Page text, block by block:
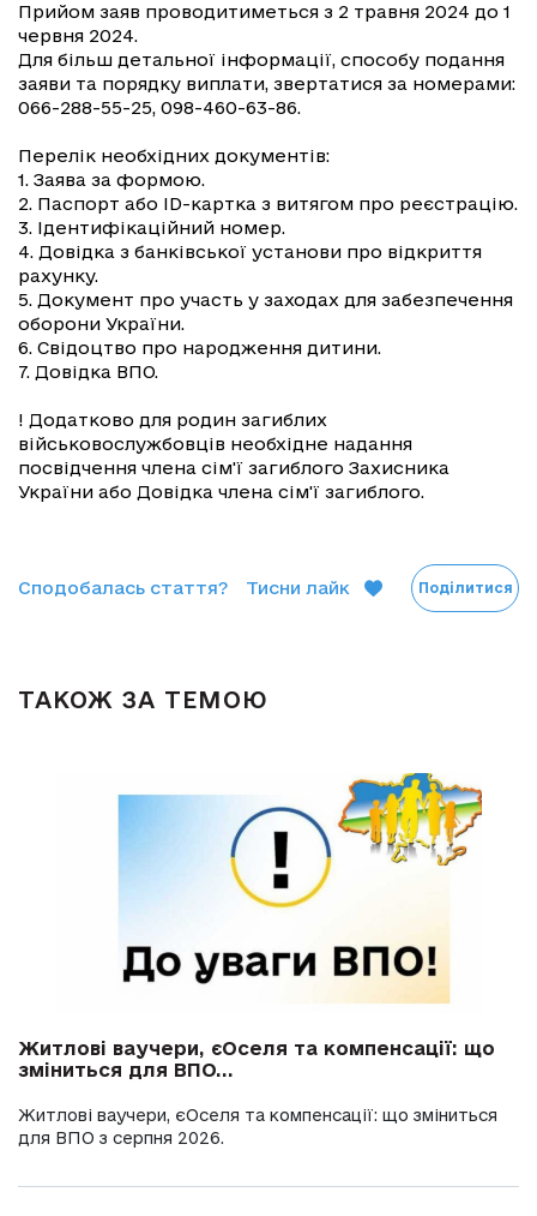
Прийом заяв проводитиметься з 2 травня 2024 до 1
червня 2024.
Для більш детальної інформації, способу подання
заяви та порядку виплати, звертатися за номерами:
066-288-55-25, 098-460-63-86.
Перелік необхідних документів:
1. Заява за формою.
2. Паспорт або ID-картка з витягом про реєстрацію.
3. Ідентифікаційний номер.
4. Довідка з банківської установи про відкриття
рахунку.
5. Документ про участь у заходах для забезпечення
оборони України.
6. Свідоцтво про народження дитини.
7. Довідка ВПО.
! Додатково для родин загиблих
військовослужбовців необхідне надання
посвідчення члена сім'ї загиблого Захисника
України або Довідка члена сім'ї загиблого.
Сподобалась стаття? Тисни лайк Поділитися
ТАКОЖ ЗА ТЕМОЮ
Житлові ваучери, єОселя та компенсації: що
зміниться для ВПО...
Житлові ваучери, єОселя та компенсації: що зміниться
для ВПО з серпня 2026.